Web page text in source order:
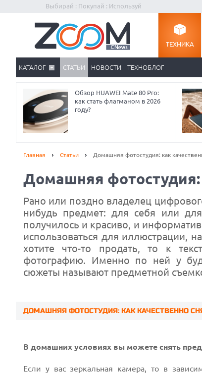
Выбирай : Покупай : Используй
ТЕХНИКА
КАТАЛОГ СТАТЬИ НОВОСТИ ТЕХНОБЛОГ
Обзор HUAWEI Mate 80 Pro:
как стать флагманом в 2026
году?
Главная Статьи Домашняя фотостудия: как
Домашняя фотостудия:
Рано или поздно владелец
нибудь предмет: для себя или
получилось и красиво, и
использоваться для иллюстрации,
хотите что-то продать, то к
фотографию. Именно по ней у
сюжеты называют предметной
ДОМАШНЯЯ ФОТОСТУДИЯ: КАК КАЧЕСТВЕННО
В домашних условиях вы можете снять
Если у вас зеркальная камера, то в